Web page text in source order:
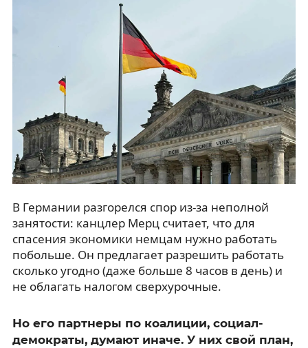
В Германии разгорелся спор из-за неполной
занятости: канцлер Мерц считает, что для
спасения экономики немцам нужно работать
побольше. Он предлагает разрешить работать
сколько угодно (даже больше 8 часов в день) и
не облагать налогом сверхурочные.
Но его партнеры по коалиции, социал-
демократы, думают иначе. У них свой план,